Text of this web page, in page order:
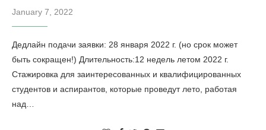
January 7, 2022
Дедлайн подачи заявки: 28 января 2022 г. (но срок может
быть сокращен!) Длительность:12 недель летом 2022 г.
Стажировка для заинтересованных и квалифицированных
студентов и аспирантов, которые проведут лето, работая
над…